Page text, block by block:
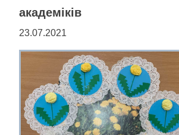
академіків
23.07.2021